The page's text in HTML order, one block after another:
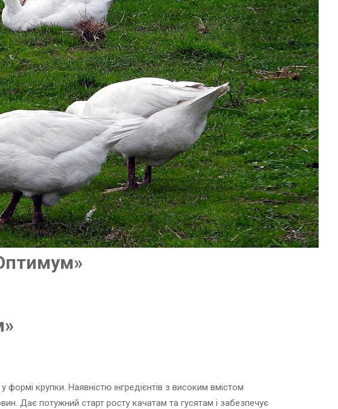
крупки. Наявністю інгредієнтів з високим вмістом
Дає потужний старт росту качатам та гусятам і забезпечує